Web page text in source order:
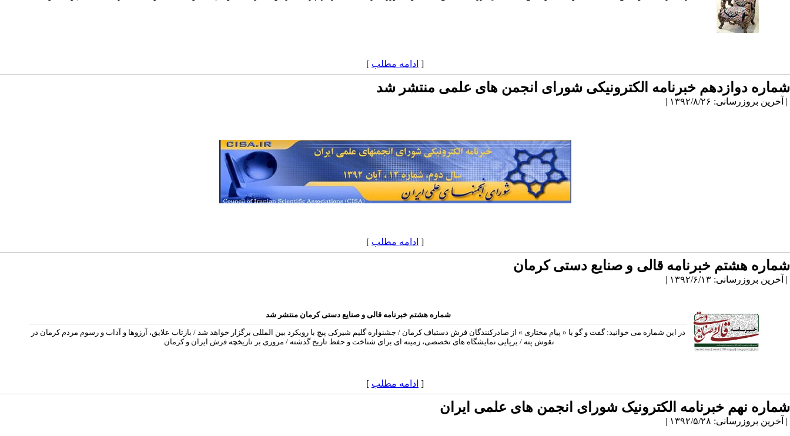
[ ادامه مطلب ]
شماره دوازدهم خبرنامه الکترونیکی شورای انجمن های علمی منتشر شد
| آخرین بروزرسانی: ۱۳۹۲/۸/۲۶ |
[ ادامه مطلب ]
شماره هشتم خبرنامه قالی و صنایع دستی کرمان
| آخرین بروزرسانی: ۱۳۹۲/۶/۱۳ |
شماره هشتم خبرنامه قالی و صنایع دستی کرمان منتشر شد
در این شماره می خوانید: گفت و گو با « پیام مختاری » از صادرکنندگان فرش دستباف کرمان / جشنواره گلیم شیرکی پیچ با رویکرد بین المللی برگزار خواهد شد / بازتاب علایق، آرزوها و آداب و رسوم مردم کرمان در
نقوش پته / برپایی نمایشگاه های تخصصی، زمینه ای برای شناخت و حفظ تاریخ گذشته / مروری بر تاریخچه فرش ایران و کرمان.
[ ادامه مطلب ]
شماره نهم خبرنامه الکترونیک شورای انجمن های علمی ایران
| آخرین بروزرسانی: ۱۳۹۲/۵/۲۸ |